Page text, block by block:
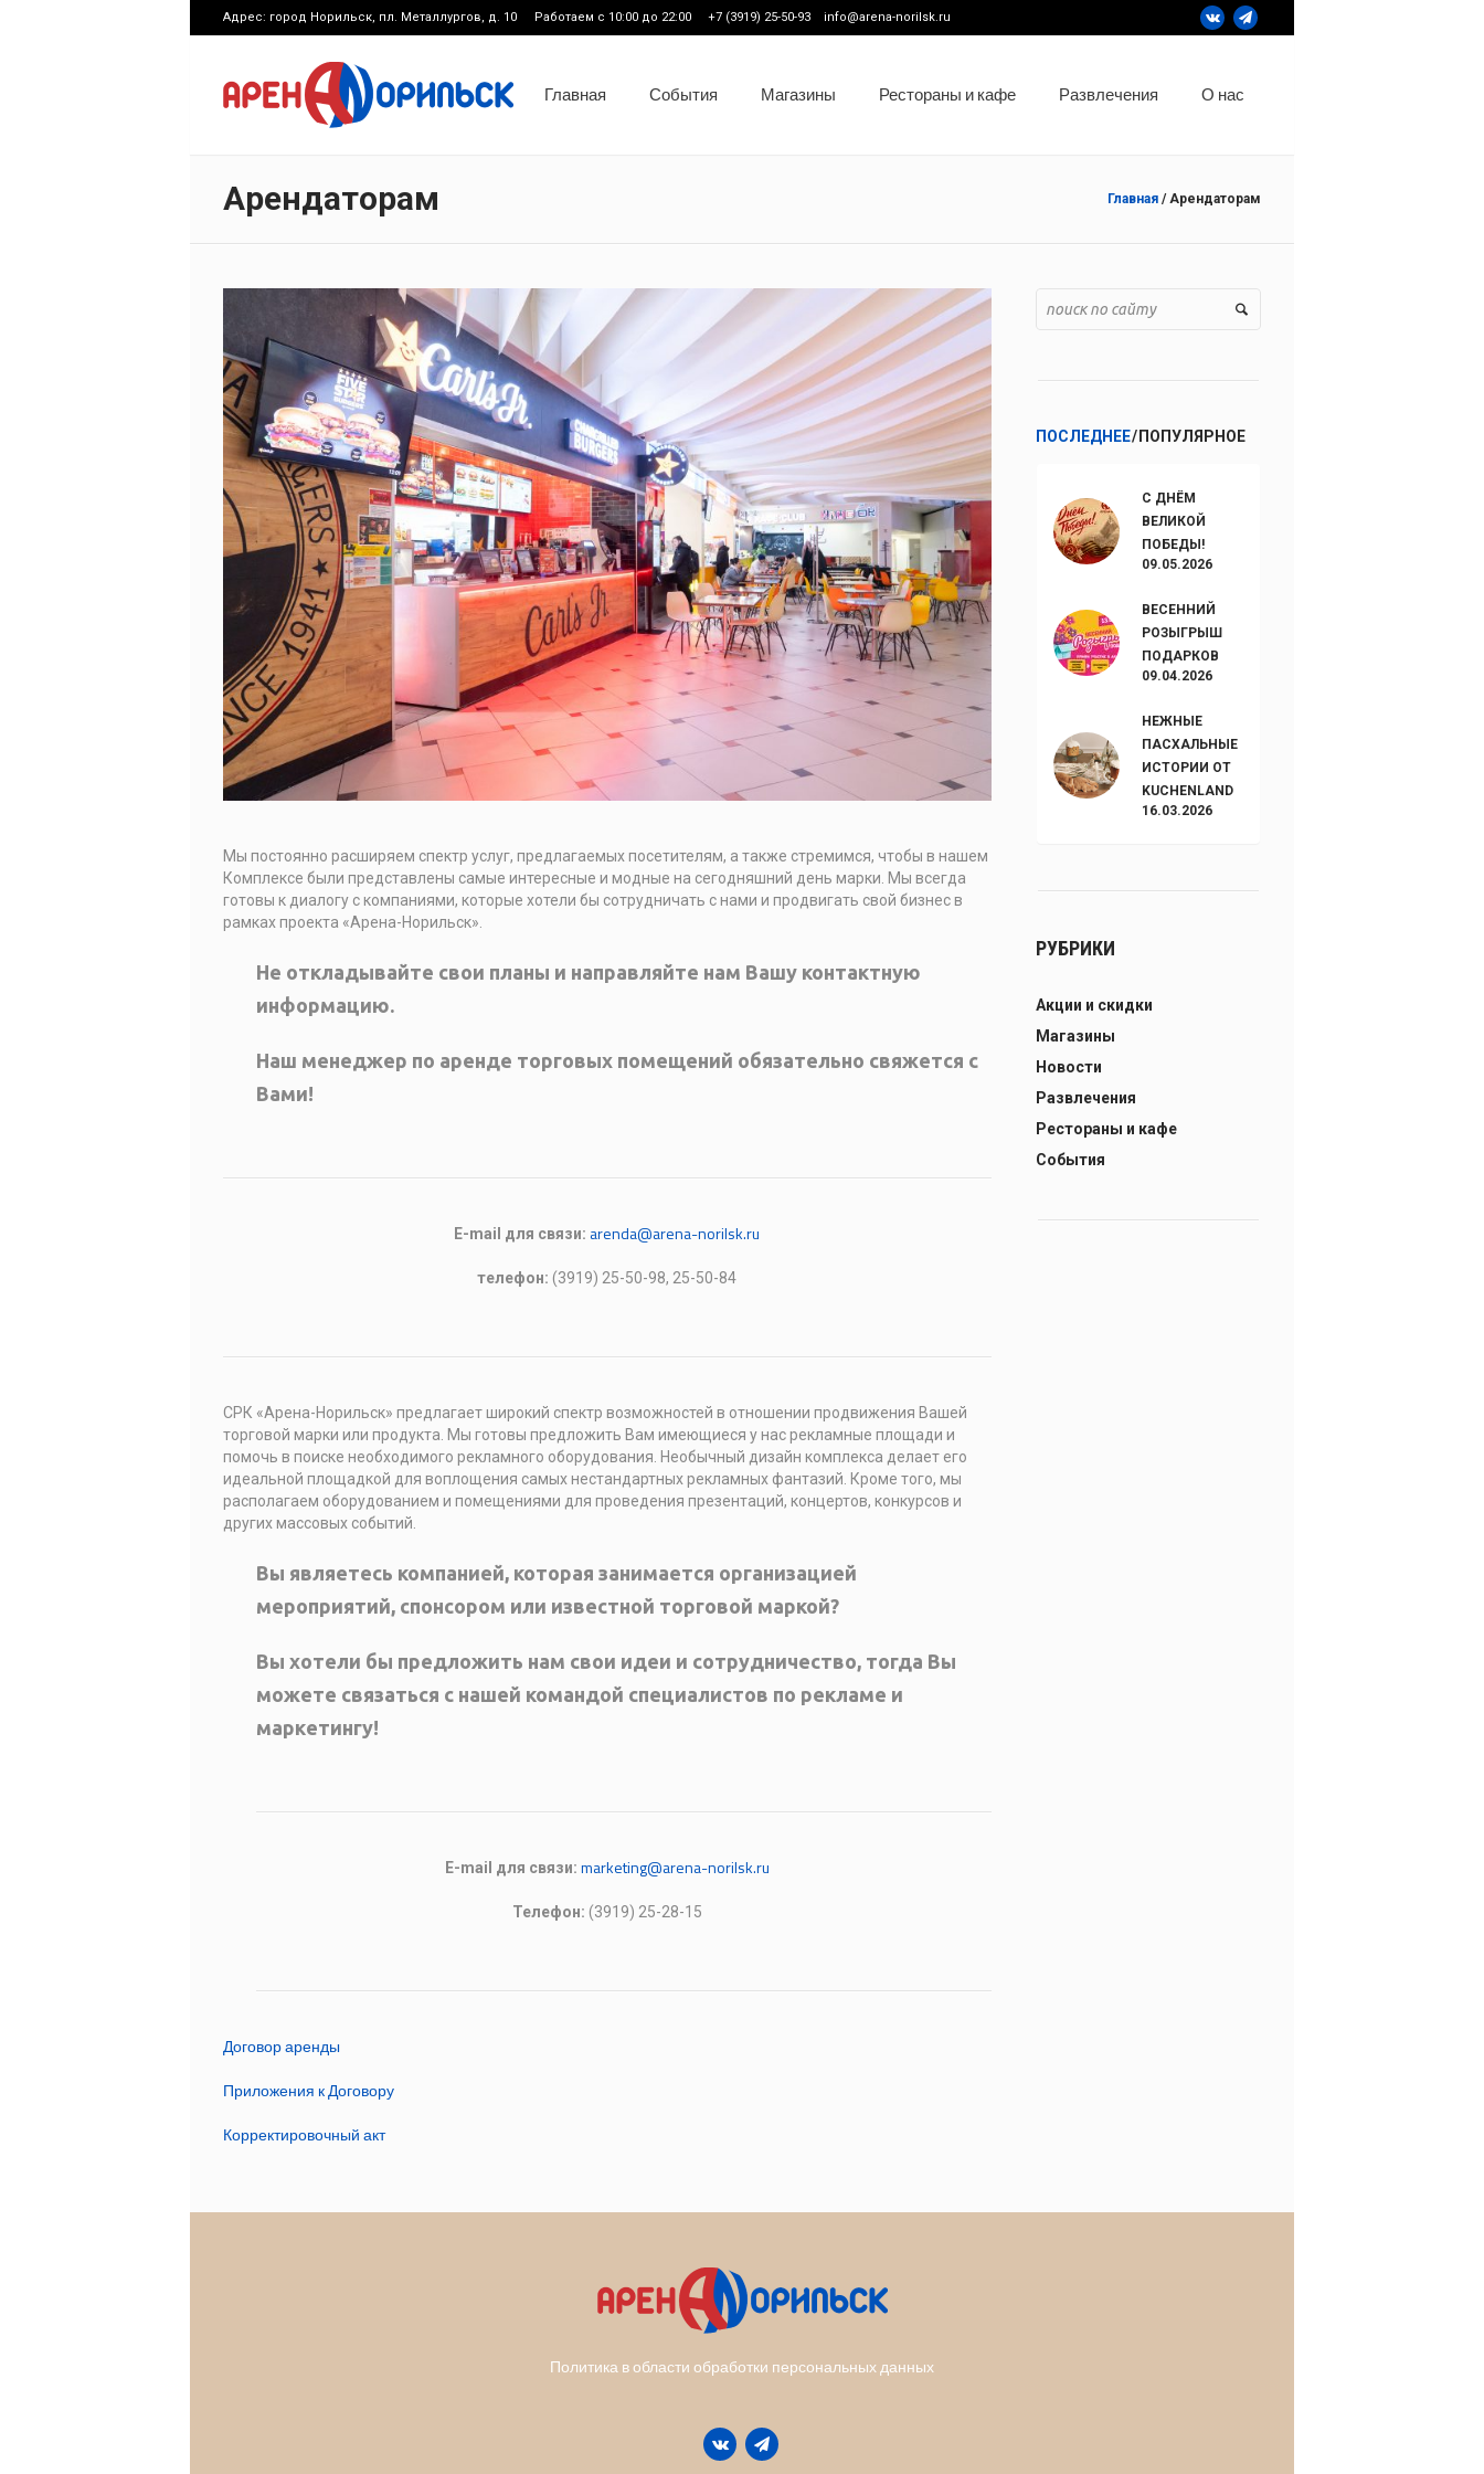
Адрес: город Норильск, пл. Металлургов, д. 10 Работаем с 10:00 до 22:00 +7 (3919) 25-50-93 info@arena-norilsk.ru
Главная События Магазины Рестораны и кафе Развлечения О нас
Арендаторам Главная /Арендаторам
Мы постоянно расширяем спектр услуг, предлагаемых посетителям, а также стремимся, чтобы в нашем
Комплексе были представлены самые интересные и модные на сегодняшний день марки. Мы всегда
готовы к диалогу с компаниями, которые хотели бы сотрудничать с нами и продвигать свой бизнес в
рамках проекта «Арена-Норильск».
Не откладывайте свои планы и направляйте нам Вашу контактную
информацию.
Наш менеджер по аренде торговых помещений обязательно свяжется с
Вами!
E-mail для связи: arenda@arena-norilsk.ru
телефон: (3919) 25-50-98, 25-50-84
СРК «Арена-Норильск» предлагает широкий спектр возможностей в отношении продвижения Вашей
торговой марки или продукта. Мы готовы предложить Вам имеющиеся у нас рекламные площади и
помочь в поиске необходимого рекламного оборудования. Необычный дизайн комплекса делает его
идеальной площадкой для воплощения самых нестандартных рекламных фантазий. Кроме того, мы
располагаем оборудованием и помещениями для проведения презентаций, концертов, конкурсов и
других массовых событий.
Вы являетесь компанией, которая занимается организацией
мероприятий, спонсором или известной торговой маркой?
Вы хотели бы предложить нам свои идеи и сотрудничество, тогда Вы
можете связаться с нашей командой специалистов по рекламе и
маркетингу!
E-mail для связи: marketing@arena-norilsk.ru
Телефон: (3919) 25-28-15
Договор аренды
Приложения к Договору
Корректировочный акт
ПОСЛЕДНЕЕ ПОПУЛЯРНОЕ
С ДНЁМ
ВЕЛИКОЙ
ПОБЕДЫ!
09.05.2026
ВЕСЕННИЙ
РОЗЫГРЫШ
ПОДАРКОВ
09.04.2026
НЕЖНЫЕ
ПАСХАЛЬНЫЕ
ИСТОРИИ ОТ
KUCHENLAND
16.03.2026
РУБРИКИ
Акции и скидки
Магазины
Новости
Развлечения
Рестораны и кафе
События
Политика в области обработки персональных данных